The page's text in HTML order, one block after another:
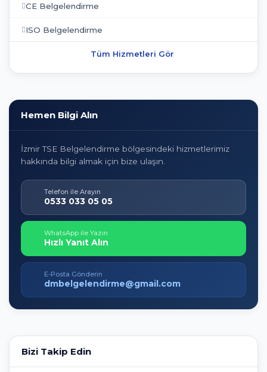
CE Belgelendirme
ISO Belgelendirme
Tüm Hizmetleri Gör
Hemen Bilgi Alın
İzmir TSE Belgelendirme bölgesindeki hizmetlerimiz
hakkında bilgi almak için bize ulaşın.
Telefon ile Arayın
0533 033 05 05
WhatsApp ile Yazın
Hızlı Yanıt Alın
E-Posta Gönderin
dmbelgelendirme@gmail.com
Bizi Takip Edin